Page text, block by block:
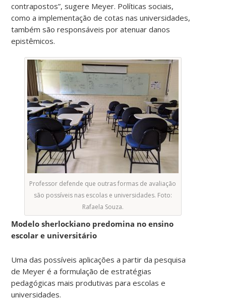
contrapostos”, sugere Meyer. Políticas sociais,
como a implementação de cotas nas universidades,
também são responsáveis por atenuar danos
epistêmicos.
Professor defende que outras formas de avaliação
são possíveis nas escolas e universidades. Foto:
Rafaela Souza.
Modelo sherlockiano predomina no ensino
escolar e universitário
Uma das possíveis aplicações a partir da pesquisa
de Meyer é a formulação de estratégias
pedagógicas mais produtivas para escolas e
universidades.